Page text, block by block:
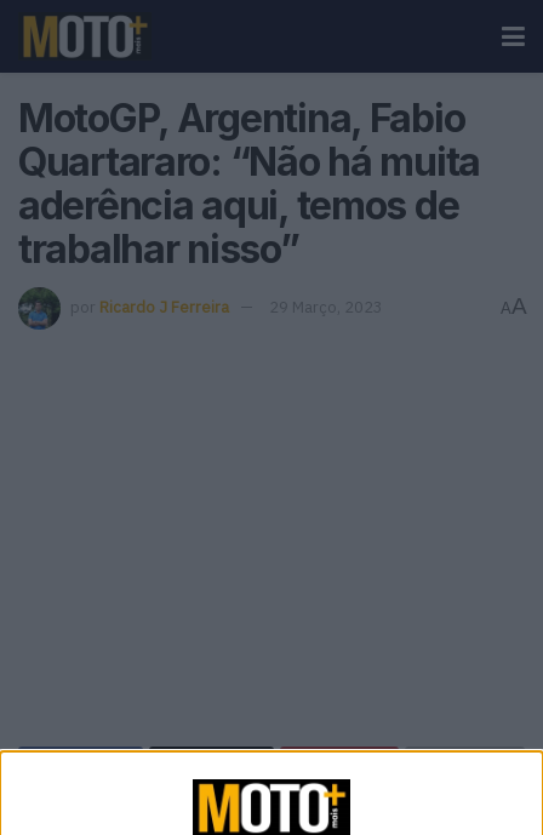
MotoGP, Argentina, Fabio
Quartararo: “Não há muita
aderência aqui, temos de
trabalhar nisso”
por Ricardo J Ferreira 29 Março, 2023 AA